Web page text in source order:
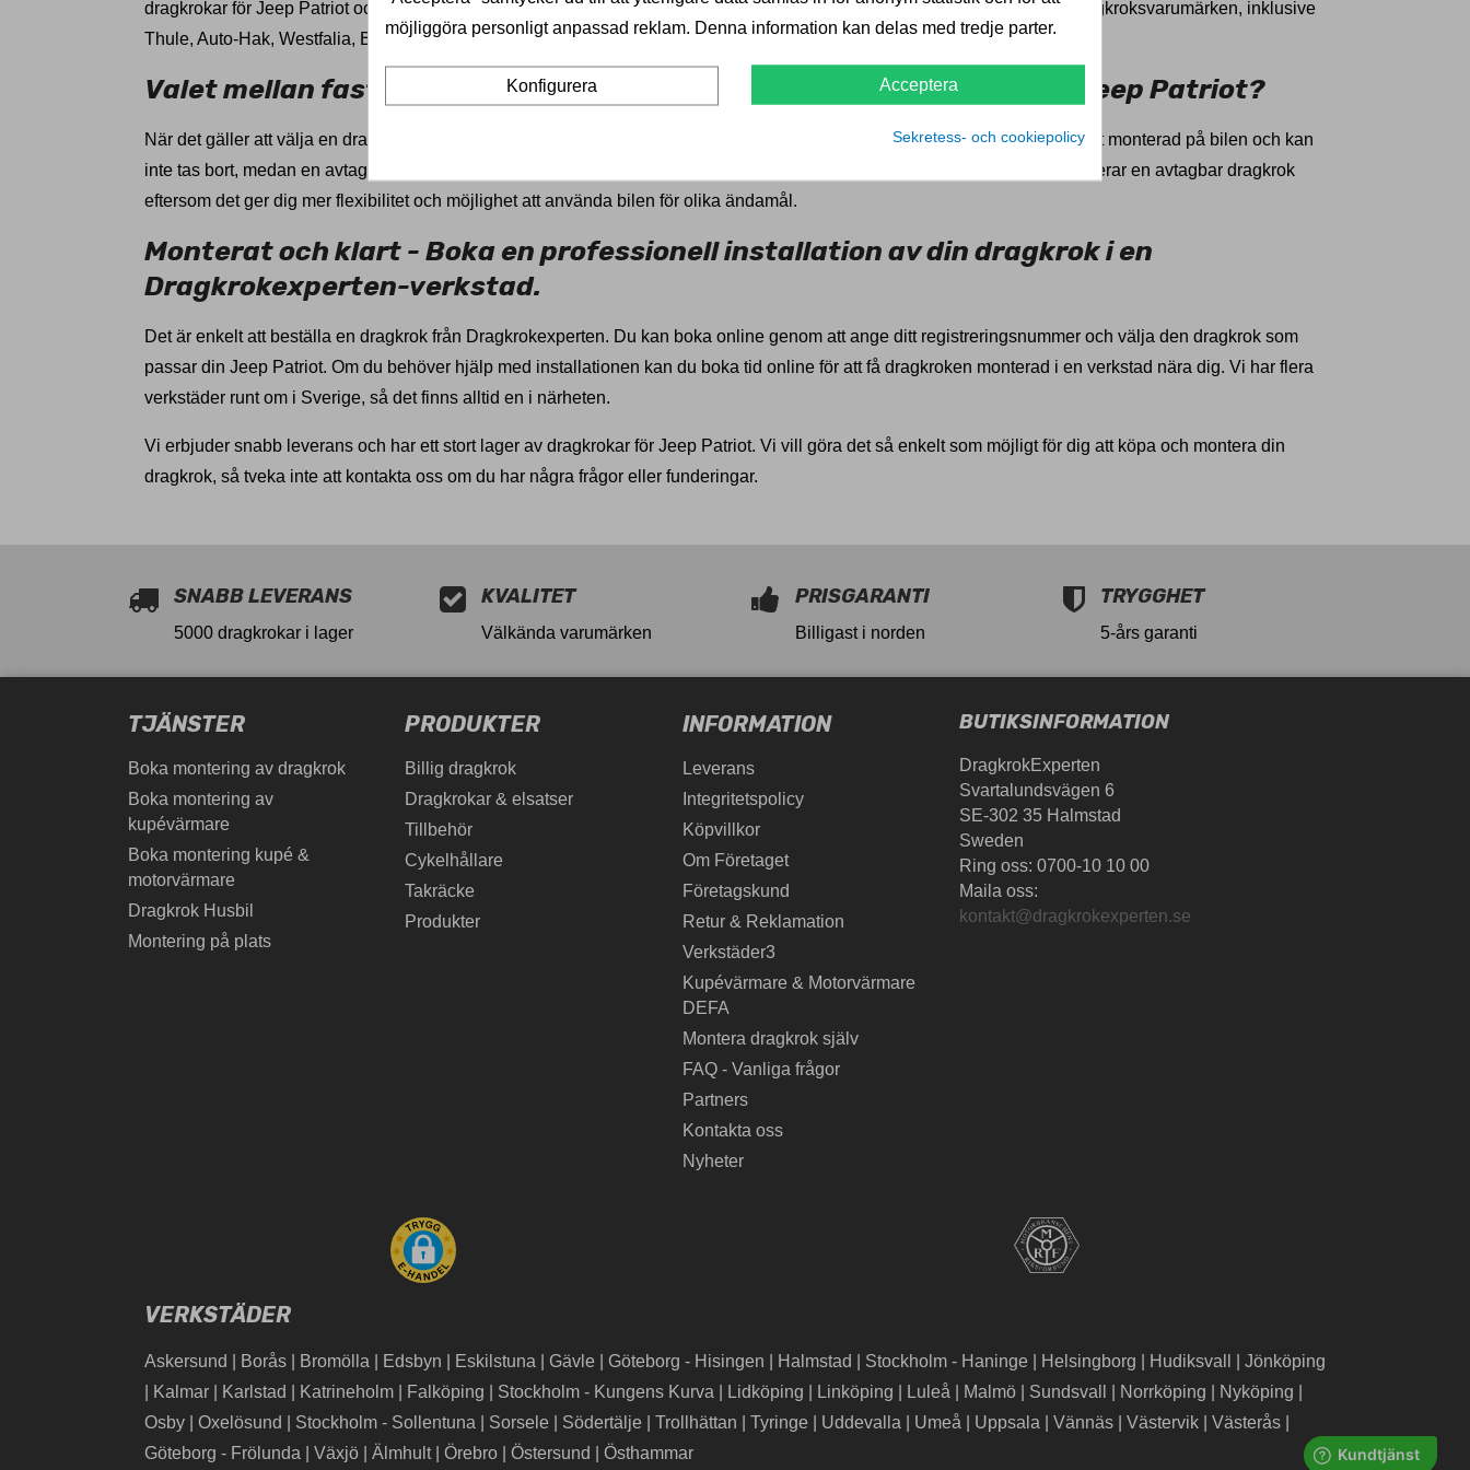
dragkrokar för Jeep Patriot och våra produkter levereras med 5-års garanti. Vi erbjuder också ett stort utbud av välkända dragkroksvarumärken, inklusive
Thule, Auto-Hak, Westfalia, Bosal, och GDW.
Valet mellan fast och avtagbar dragkrok - Vilken passar bäst för din Jeep Patriot?
När det gäller att välja en dragkrok för din Jeep Patriot har du två alternativ: fast eller avtagbar. En fast dragkrok är permanent monterad på bilen och kan
inte tas bort, medan en avtagbar dragkrok kan monteras och tas bort när det behövs. Valet är upp till dig, men vi rekommenderar en avtagbar dragkrok
eftersom det ger dig mer flexibilitet och möjlighet att använda bilen för olika ändamål.
Monterat och klart - Boka en professionell installation av din dragkrok i en
Dragkrokexperten-verkstad.
Det är enkelt att beställa en dragkrok från Dragkrokexperten. Du kan boka online genom att ange ditt registreringsnummer och välja den dragkrok som
passar din Jeep Patriot. Om du behöver hjälp med installationen kan du boka tid online för att få dragkroken monterad i en verkstad nära dig. Vi har flera
verkstäder runt om i Sverige, så det finns alltid en i närheten.
Vi erbjuder snabb leverans och har ett stort lager av dragkrokar för Jeep Patriot. Vi vill göra det så enkelt som möjligt för dig att köpa och montera din
dragkrok, så tveka inte att kontakta oss om du har några frågor eller funderingar.
SNABB LEVERANS
5000 dragkrokar i lager
KVALITET
Välkända varumärken
PRISGARANTI
Billigast i norden
TRYGGHET
5-års garanti
TJÄNSTER
Boka montering av dragkrok
Boka montering av
kupévärmare
Boka montering kupé &
motorvärmare
Dragkrok Husbil
Montering på plats
PRODUKTER
Billig dragkrok
Dragkrokar & elsatser
Tillbehör
Cykelhållare
Takräcke
Produkter
INFORMATION
Leverans
Integritetspolicy
Köpvillkor
Om Företaget
Företagskund
Retur & Reklamation
Verkstäder3
Kupévärmare & Motorvärmare
DEFA
Montera dragkrok själv
FAQ - Vanliga frågor
Partners
Kontakta oss
Nyheter
BUTIKSINFORMATION
DragkrokExperten
Svartalundsvägen 6
SE-302 35 Halmstad
Sweden
Ring oss: 0700-10 10 00
Maila oss:
kontakt@dragkrokexperten.se
VERKSTÄDER
Askersund Borås Bromölla Edsbyn Eskilstuna Gävle Göteborg - Hisingen Halmstad Stockholm - Haninge Helsingborg Hudiksvall
Jönköping
Kalmar Karlstad Katrineholm Falköping Stockholm - Kungens Kurva Lidköping Linköping Luleå Malmö Sundsvall Norrköping Nyköping
Osby
Oxelösund Stockholm - Sollentuna Sorsele Södertälje Trollhättan Tyringe Uddevalla Umeå Uppsala Vännäs Västervik Västerås
Göteborg - Frölunda
Växjö Älmhult Örebro Östersund Östhammar
möjliggöra personligt anpassad reklam. Denna information kan delas med tredje parter.
Acceptera
Konfigurera
Sekretess- och cookiepolicy